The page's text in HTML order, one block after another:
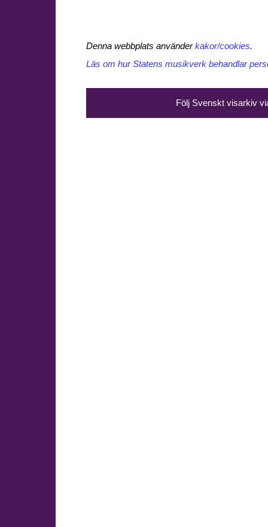
Denna webbplats använderkakor/cookies.
Läs om hur Statens musikverk behandlar
Följ Svenskt visarkiv